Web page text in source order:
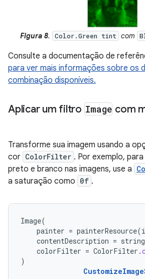
Figura 8. Color.Green tint com
Consulte a documentação de
para ver mais informações sobre os
combinação disponíveis.
Aplicar um filtro Image com
Transforme sua imagem usando a
cor ColorFilter . Por exemplo,
preto e branco nas imagens, use a
a saturação como 0f .
Image(
painter = painterResource(
contentDescription =
colorFilter = ColorFilter .
)